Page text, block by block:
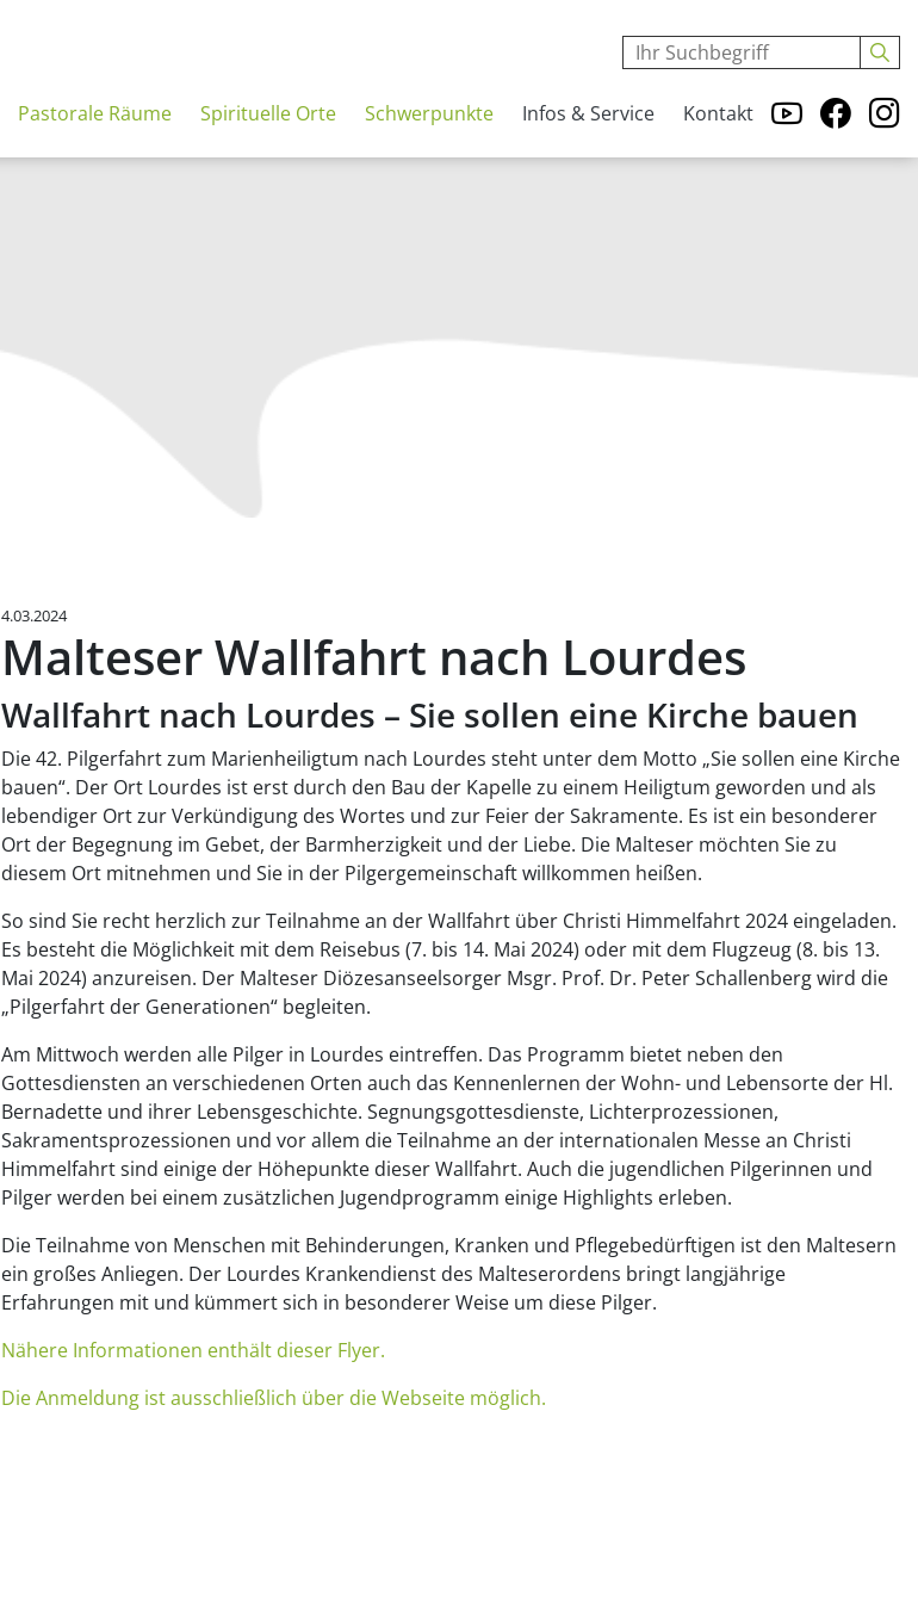
Pastorale Räume Spirituelle Orte Schwerpunkte Infos & Service Kontakt
4.03.2024
Malteser Wallfahrt nach Lourdes
Wallfahrt nach Lourdes – Sie sollen eine Kirche bauen
Die 42. Pilgerfahrt zum Marienheiligtum nach Lourdes steht unter dem Motto „Sie sollen eine Kirche
bauen“. Der Ort Lourdes ist erst durch den Bau der Kapelle zu einem Heiligtum geworden und als
lebendiger Ort zur Verkündigung des Wortes und zur Feier der Sakramente. Es ist ein besonderer
Ort der Begegnung im Gebet, der Barmherzigkeit und der Liebe. Die Malteser möchten Sie zu
diesem Ort mitnehmen und Sie in der Pilgergemeinschaft willkommen heißen.
So sind Sie recht herzlich zur Teilnahme an der Wallfahrt über Christi Himmelfahrt 2024 eingeladen.
Es besteht die Möglichkeit mit dem Reisebus (7. bis 14. Mai 2024) oder mit dem Flugzeug (8. bis 13.
Mai 2024) anzureisen. Der Malteser Diözesanseelsorger Msgr. Prof. Dr. Peter Schallenberg wird die
„Pilgerfahrt der Generationen“ begleiten.
Am Mittwoch werden alle Pilger in Lourdes eintreffen. Das Programm bietet neben den
Gottesdiensten an verschiedenen Orten auch das Kennenlernen der Wohn- und Lebensorte der Hl.
Bernadette und ihrer Lebensgeschichte. Segnungsgottesdienste, Lichterprozessionen,
Sakramentsprozessionen und vor allem die Teilnahme an der internationalen Messe an Christi
Himmelfahrt sind einige der Höhepunkte dieser Wallfahrt. Auch die jugendlichen Pilgerinnen und
Pilger werden bei einem zusätzlichen Jugendprogramm einige Highlights erleben.
Die Teilnahme von Menschen mit Behinderungen, Kranken und Pflegebedürftigen ist den Maltesern
ein großes Anliegen. Der Lourdes Krankendienst des Malteserordens bringt langjährige
Erfahrungen mit und kümmert sich in besonderer Weise um diese Pilger.
Nähere Informationen enthält dieser Flyer.
Die Anmeldung ist ausschließlich über die Webseite möglich.